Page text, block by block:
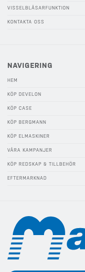
VISSELBLÅSARFUNKTION
KONTAKTA OSS
NAVIGERING
HEM
KÖP DEVELON
KÖP CASE
KÖP BERGMANN
KÖP ELMASKINER
VÅRA KAMPANJER
KÖP REDSKAP & TILLBEHÖR
EFTERMARKNAD